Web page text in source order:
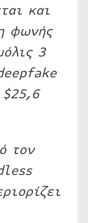
και
φωνής
3
τον